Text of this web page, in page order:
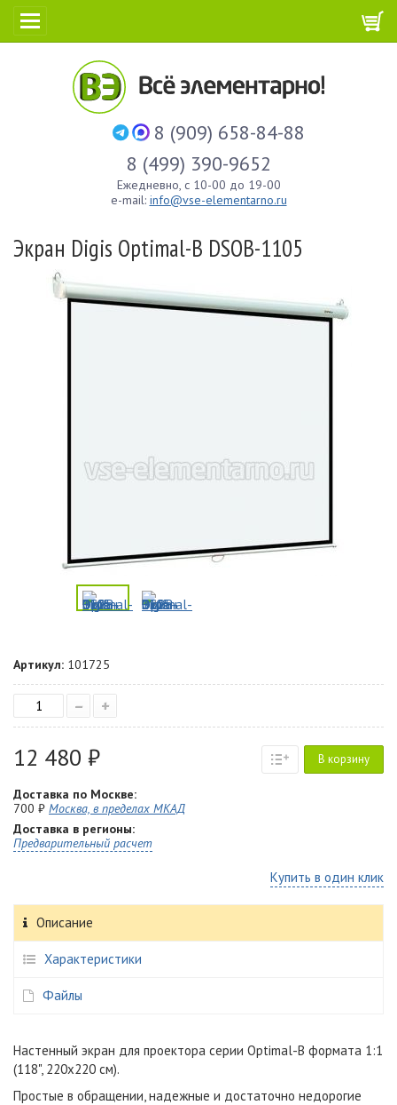
8 (909) 658-84-88
8 (499) 390-9652
Ежедневно, с 10-00 до 19-00
e-mail: info@vse-elementarno.ru
Экран Digis Optimal-B DSOB-1105
Артикул: 101725
– +
12 480 ₽ В корзину
Доставка по Москве:
700 ₽ Москва, в пределах МКАД
Доставка в регионы:
Предварительный расчет
Купить в один клик
Описание
Характеристики
Файлы
Настенный экран для проектора серии Optimal-B формата 1:1
(118", 220x220 см).
Простые в обращении, надежные и достаточно недорогие